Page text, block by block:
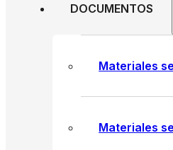
DOCUMENTOS
Materiales
Materiales